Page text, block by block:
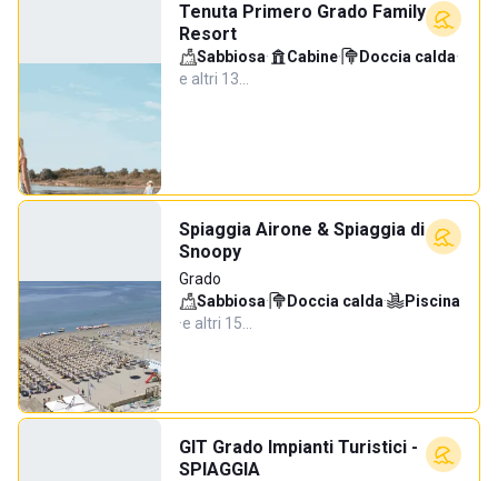
Tenuta Primero Grado Family
Resort
Sabbiosa· Cabine· Doccia calda·
e altri 13…
Spiaggia Airone & Spiaggia di
Snoopy
Grado
Sabbiosa· Doccia calda·
Piscina
·e altri 15…
GIT Grado Impianti Turistici -
SPIAGGIA